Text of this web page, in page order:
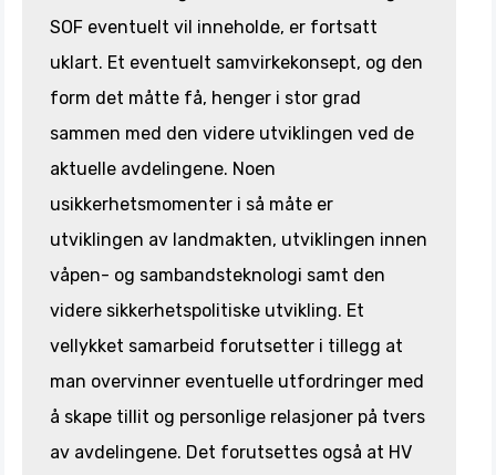
SOF eventuelt vil inneholde, er fortsatt
uklart. Et eventuelt samvirkekonsept, og den
form det måtte få, henger i stor grad
sammen med den videre utviklingen ved de
aktuelle avdelingene. Noen
usikkerhetsmomenter i så måte er
utviklingen av landmakten, utviklingen innen
våpen- og sambandsteknologi samt den
videre sikkerhetspolitiske utvikling. Et
vellykket samarbeid forutsetter i tillegg at
man overvinner eventuelle utfordringer med
å skape tillit og personlige relasjoner på tvers
av avdelingene. Det forutsettes også at HV